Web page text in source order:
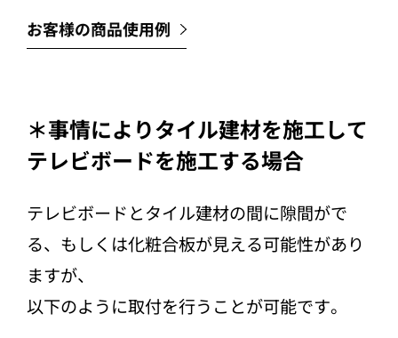
お客様の商品使用例
＊事情によりタイル建材を施工して
テレビボードを施工する場合
テレビボードとタイル建材の間に隙間がで
る、もしくは化粧合板が見える可能性があり
ますが、
以下のように取付を行うことが可能です。